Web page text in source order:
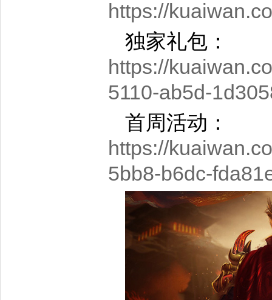
https://
独家礼包：
https://
5110-ab5d-
首周活动：
https://
5bb8-b6dc-